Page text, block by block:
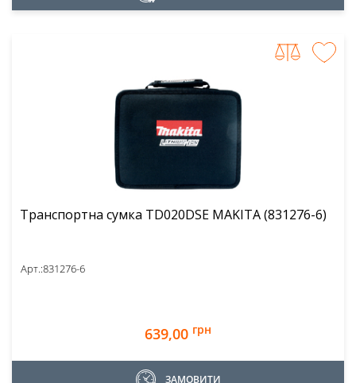
Транспортна сумка TD020DSE MAKITA (831276-6)
Арт.:831276-6
639,00 грн
ЗАМОВИТИ